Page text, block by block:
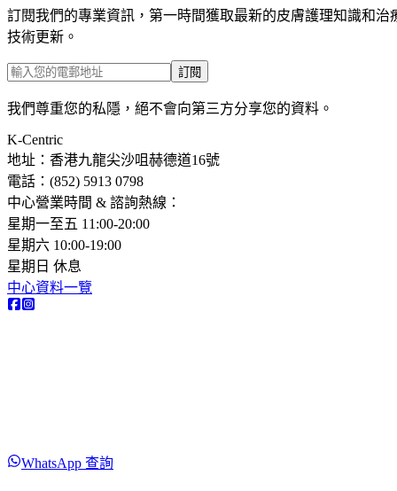
訂閱我們的專業資訊，第一時間獲取最新的皮膚護理知識和治
技術更新。
訂閱
我們尊重您的私隱，絕不會向第三方分享您的資料。
K-Centric
地址：香港九龍尖沙咀赫德道16號
電話：(852) 5913 0798​
中心營業時間 & 諮詢熱線：
星期一至五 11:00-20:00
星期六 10:00-19:00
星期日 休息
中心資料一覽
WhatsApp 查詢